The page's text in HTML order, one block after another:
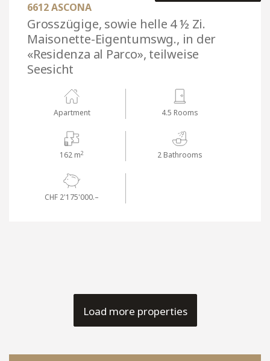
6612 ASCONA
Grosszügige, sowie helle 4 ½ Zi.
Maisonette-Eigentumswg., in der
«Residenza al Parco», teilweise
Seesicht
Apartment 4.5 Rooms
162 m2 2 Bathrooms
CHF 2'175'000.–
Load more properties